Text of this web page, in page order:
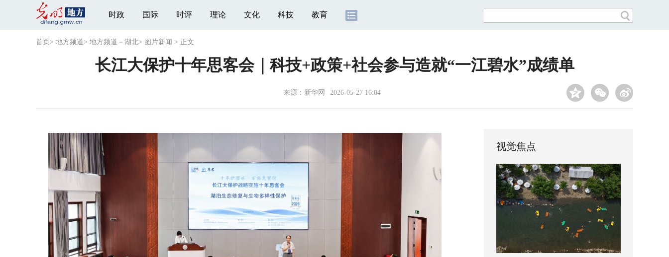
时政 国际 时评 理论 文化 科技 教育
首页 > 地方频道> 地方频道－湖北> 图片新闻 > 正文
长江大保护十年思客会｜科技+政策+社会参与造就“一江碧水”成绩单
来源： 新华网 2026-05-27 16:04
视觉焦点